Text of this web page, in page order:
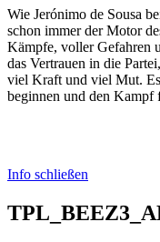
Wie Jerónimo de Sousa
schon immer der Motor
Kämpfe, voller Gefahren
das Vertrauen in die
viel Kraft und viel Mut.
beginnen und den Kampf
Info schließen